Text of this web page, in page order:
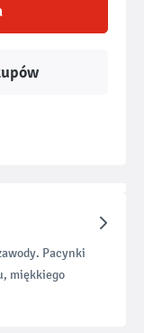
Pacynki
miękkiego